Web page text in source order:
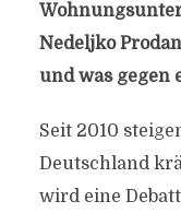
Nedeljko
und was gegen
Seit 2010
Deutschland
wird eine